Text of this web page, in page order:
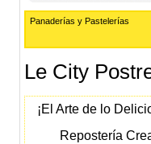
Panaderías y Pastelerías
Le City
¡El Arte de lo
Repostería